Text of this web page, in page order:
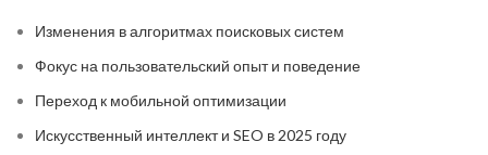
Изменения в алгоритмах поисковых систем
Фокус на пользовательский опыт и поведение
Переход к мобильной оптимизации
Искусственный интеллект и SEO в 2025 году